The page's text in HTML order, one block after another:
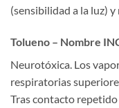
(sensibilidad a la luz)
Tolueno – Nombre
Neurotóxica. Los
respiratorias
Tras contacto